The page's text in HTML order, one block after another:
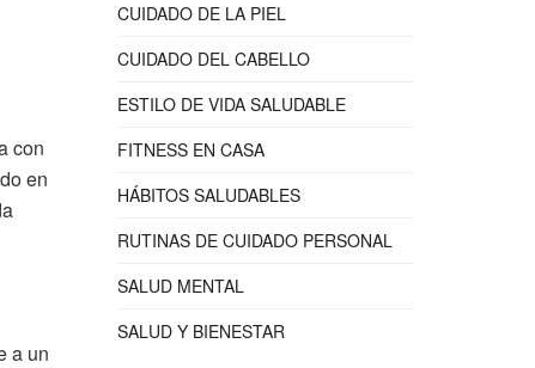
con
en
a un
CUIDADO DE LA PIEL
CUIDADO DEL CABELLO
ESTILO DE VIDA SALUDABLE
FITNESS EN CASA
HÁBITOS SALUDABLES
RUTINAS DE CUIDADO PERSONAL
SALUD MENTAL
SALUD Y BIENESTAR